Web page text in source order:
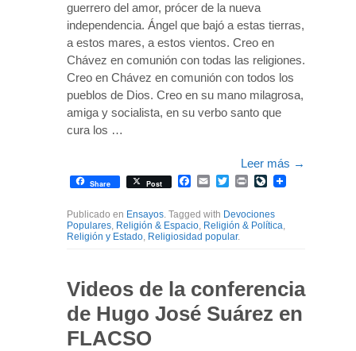
guerrero del amor, prócer de la nueva
independencia. Ángel que bajó a estas tierras,
a estos mares, a estos vientos. Creo en
Chávez en comunión con todas las religiones.
Creo en Chávez en comunión con todos los
pueblos de Dios. Creo en su mano milagrosa,
amiga y socialista, en su verbo santo que
cura los …
Leer más →
Share Post Facebook
EmailTwitterPrintLiveJournal
Publicado en Ensayos. Tagged with Devociones
Populares, Religión & Espacio, Religión & Política,
Religión y Estado, Religiosidad popular.
Videos de la conferencia
de Hugo José Suárez en
FLACSO